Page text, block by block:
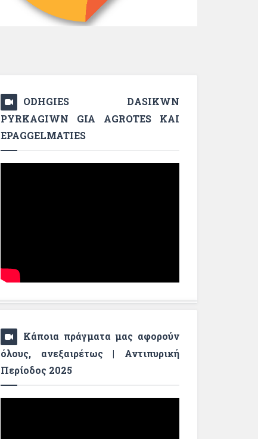
ODHGIES DASIKWN
PYRKAGIWN GIA AGROTES KAI
EPAGGELMATIES
Κάποια πράγματα μας αφορούν
όλους, ανεξαιρέτως | Αντιπυρική
Περίοδος 2025